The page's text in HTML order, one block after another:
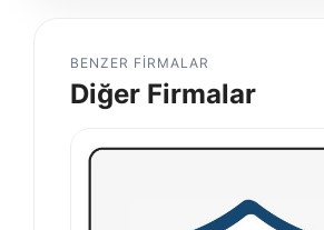
BENZER FIRMALAR
Diğer Firmalar